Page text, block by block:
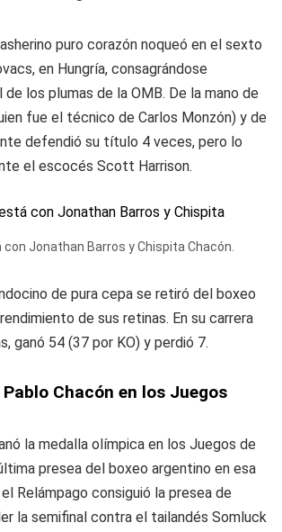
puro corazón noqueó en el sexto
en Hungría, consagrándose
de los plumas de la OMB. De la mano de
fue el técnico de Carlos Monzón) y de
defendió su título 4 veces, pero lo
el escocés Scott Harrison.
con Jonathan Barros y Chispita Chacón.
de pura cepa se retiró del boxeo
de sus retinas. En su carrera
ganó 54 (37 por KO) y perdió 7.
Chacón en los Juegos
la medalla olímpica en los Juegos de
presea del boxeo argentino en esa
Relámpago consiguió la presea de
la semifinal contra el tailandés Somluck